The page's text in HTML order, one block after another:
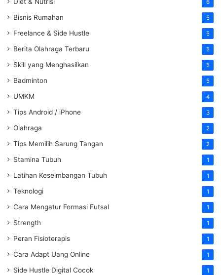
6
Bisnis Rumahan 5
Freelance & Side Hustle 5
Berita Olahraga Terbaru 5
Skill yang Menghasilkan 5
Badminton 5
UMKM 4
Tips Android / iPhone 3
Olahraga 2
Tips Memilih Sarung Tangan 2
Stamina Tubuh 1
Latihan Keseimbangan Tubuh 1
Teknologi 1
Cara Mengatur Formasi Futsal 1
Strength 1
Peran Fisioterapis 1
Cara Adapt Uang Online 1
Side Hustle Digital Cocok 1